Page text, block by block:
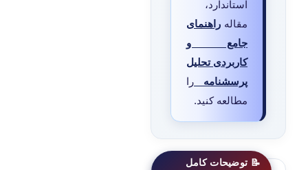
استاندارد،
مقاله راهنمای
جامع و
کاربردی تحلیل
پرسشنامه را
مطالعه کنید.